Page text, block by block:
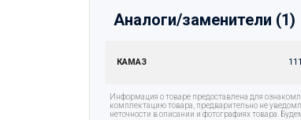
Аналоги/заменители (1)
КАМАЗ
Информация о товаре предоставлена для
комплектацию товара, предварительно не
неточности в описании и фотографиях товара.